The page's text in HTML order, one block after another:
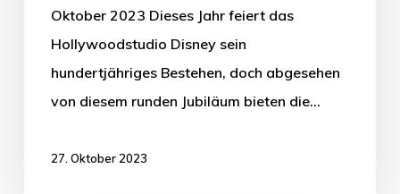
Oktober 2023 Dieses Jahr feiert das
Hollywoodstudio Disney sein
hundertjähriges Bestehen, doch abgesehen
von diesem runden Jubiläum bieten die…
27. Oktober 2023